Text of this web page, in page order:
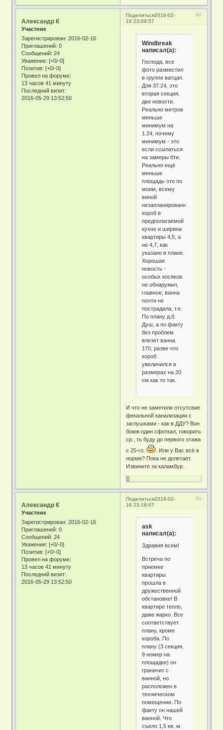
Поделиться 90
2016-02-
16 23:09:57
Александр К
Участник
Зарегистрирован: 2016-02-16
Приглашений: 0
Сообщений: 24
Уважение: [+0/-0]
Позитив: [+0/-0]
Провел на форуме:
13 часов 41 минуту
Последний визит:
2016-05-29 13:52:50
Windbreak
написал(а):
Господа, все
фото разместил
в группе ватцап.
Для 37.24, это
вторая секция,
две новости.
Реально метров
меньше
минимум на
1.24, почему
минимум - это
если ссылаться
на замеры бти.
Реально ещё
меньше
площадь-это по
моим, всему
виной
незапланированный
короб в
предполагаемой
кухне и ширина
квартиры 4,5, а
не 4,7, как
указано в плане.
Хорошая
новость -
особых косяков
не обнаружил,
главное, ванна
почти не
пострадала, т.е.
По плану д.б.
Душ, а по факту
без проблем
влезет ванна
170, разве что
короб
увеличился в
размерах на 20
см.как то так.
И что не заметили отсутсвие
фекальной канализации с
заглушками - как в ДДУ? Вон
бомж один сфоткал, говорить
ср., ть буду до первого этажа
с 25-го.
. Или у Вас всё в
норме? Пока не долетает.
Извините за каламбур.
0
Поделиться 91
2016-02-
16 23:18:07
Александр К
Участник
Зарегистрирован: 2016-02-16
Приглашений: 0
Сообщений: 24
Уважение: [+0/-0]
Позитив: [+0/-0]
Провел на форуме:
13 часов 41 минуту
Последний визит:
2016-05-29 13:52:50
ask
написал(а):
Здравия всем!
Встреча по
приемке
квартиры
прошла в
дружественной
обстановке! В
квартире тепло,
даже жарко. Все
соответствует
плану, кроме
короба. По
плану (3 секция,
9 номер на
площадке) он
граничит с
ванной, но
расположен в
техническом
помещении. По
факту он нашей
ванной. Что
съело 1,5 кв. м.